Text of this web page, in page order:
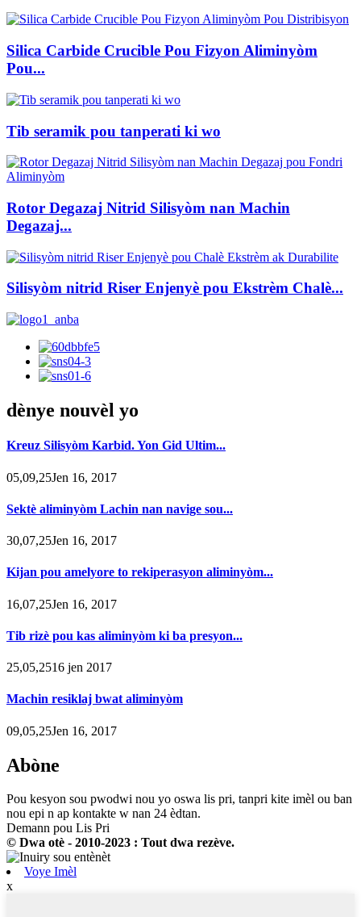
Silica Carbide Crucible Pou Fizyon Aliminyòm
Pou...
Tib seramik pou tanperati ki wo
Rotor Degazaj Nitrid Silisyòm nan Machin
Degazaj...
Silisyòm nitrid Riser Enjenyè pou Ekstrèm Chalè...
dènye nouvèl yo
Kreuz Silisyòm Karbid. Yon Gid Ultim...
05,09,25Jen 16, 2017
Sektè aliminyòm Lachin nan navige sou...
30,07,25Jen 16, 2017
Kijan pou amelyore to rekiperasyon aliminyòm...
16,07,25Jen 16, 2017
Tib rizè pou kas aliminyòm ki ba presyon...
25,05,2516 jen 2017
Machin resiklaj bwat aliminyòm
09,05,25Jen 16, 2017
Abòne
Pou kesyon sou pwodwi nou yo oswa lis pri, tanpri kite imèl ou ban
nou epi n ap kontakte w nan 24 èdtan.
Demann pou Lis Pri
© Dwa otè - 2010-2023 : Tout dwa rezève.
Voye Imèl
x